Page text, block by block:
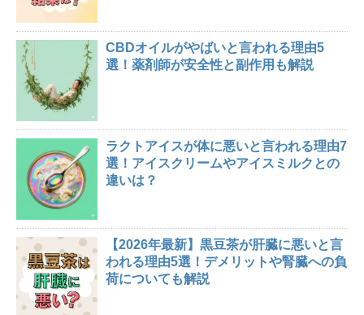
CBDオイルがやばいと言われる理由5
選！薬剤師が安全性と副作用も解説
ラクトアイスが体に悪いと言われる理由7
選！アイスクリームやアイスミルクとの
違いは？
【2026年最新】黒豆茶が肝臓に悪いと言
われる理由5選！デメリットや腎臓への負
荷についても解説